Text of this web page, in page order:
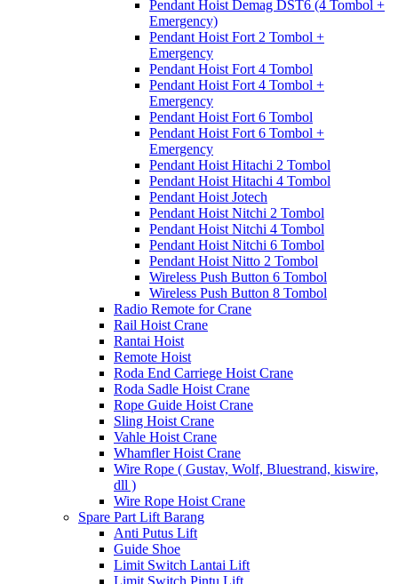
Pendant Hoist Demag DST6 (4 Tombol +
Emergency)
Pendant Hoist Fort 2 Tombol +
Emergency
Pendant Hoist Fort 4 Tombol
Pendant Hoist Fort 4 Tombol +
Emergency
Pendant Hoist Fort 6 Tombol
Pendant Hoist Fort 6 Tombol +
Emergency
Pendant Hoist Hitachi 2 Tombol
Pendant Hoist Hitachi 4 Tombol
Pendant Hoist Jotech
Pendant Hoist Nitchi 2 Tombol
Pendant Hoist Nitchi 4 Tombol
Pendant Hoist Nitchi 6 Tombol
Pendant Hoist Nitto 2 Tombol
Wireless Push Button 6 Tombol
Wireless Push Button 8 Tombol
Radio Remote for Crane
Rail Hoist Crane
Rantai Hoist
Remote Hoist
Roda End Carriege Hoist Crane
Roda Sadle Hoist Crane
Rope Guide Hoist Crane
Sling Hoist Crane
Vahle Hoist Crane
Whamfler Hoist Crane
Wire Rope ( Gustav, Wolf, Bluestrand, kiswire,
dll )
Wire Rope Hoist Crane
Spare Part Lift Barang
Anti Putus Lift
Guide Shoe
Limit Switch Lantai Lift